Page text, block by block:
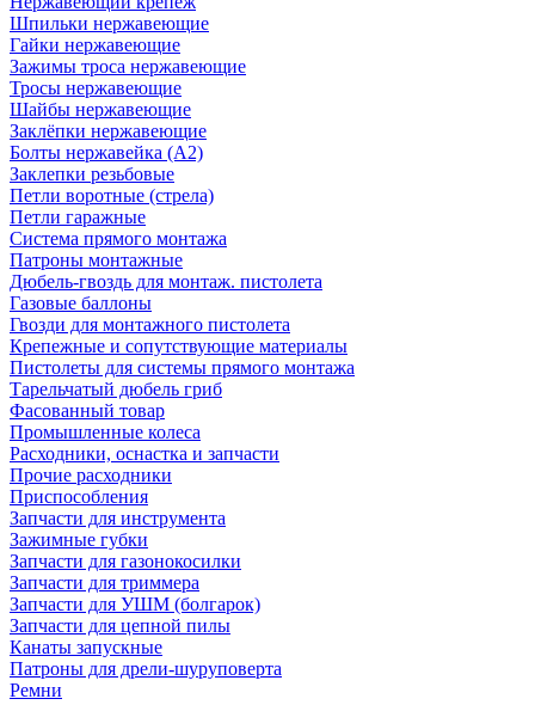
Шпильки нержавеющие
Гайки нержавеющие
Зажимы троса нержавеющие
Тросы нержавеющие
Шайбы нержавеющие
Заклёпки нержавеющие
Болты нержавейка (А2)
Заклепки резьбовые
Петли воротные (стрела)
Петли гаражные
Система прямого монтажа
Патроны монтажные
Дюбель-гвоздь для монтаж. пистолета
Газовые баллоны
Гвозди для монтажного пистолета
Крепежные и сопутствующие материалы
Пистолеты для системы прямого монтажа
Тарельчатый дюбель гриб
Фасованный товар
Промышленные колеса
Расходники, оснастка и запчасти
Прочие расходники
Приспособления
Запчасти для инструмента
Зажимные губки
Запчасти для газонокосилки
Запчасти для триммера
Запчасти для УШМ (болгарок)
Запчасти для цепной пилы
Канаты запускные
Патроны для дрели-шуруповерта
Ремни